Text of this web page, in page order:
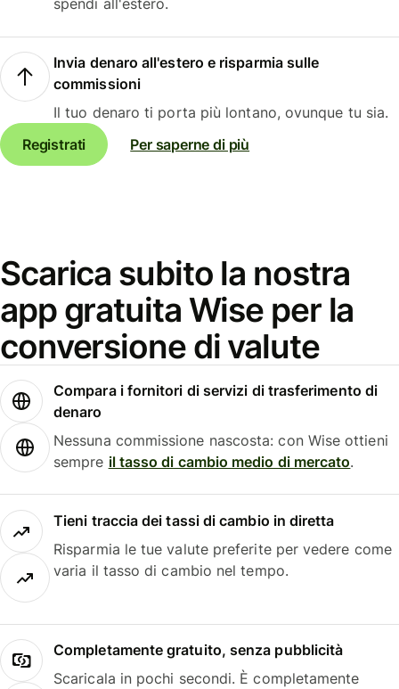
spendi all'estero.
Invia denaro all'estero e risparmia sulle
commissioni
Il tuo denaro ti porta più lontano, ovunque tu sia.
Registrati
Per saperne di più
Scarica subito la nostra
app gratuita Wise per la
conversione di valute
Compara i fornitori di servizi di trasferimento di
denaro
Nessuna commissione nascosta: con Wise ottieni
sempre il tasso di cambio medio di mercato.
Tieni traccia dei tassi di cambio in diretta
Risparmia le tue valute preferite per vedere come
varia il tasso di cambio nel tempo.
Completamente gratuito, senza pubblicità
Scaricala in pochi secondi. È completamente